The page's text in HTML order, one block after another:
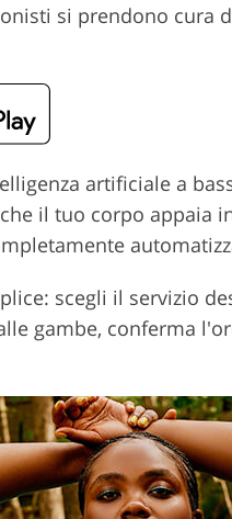
si prendono cura
artificiale a
il tuo corpo appaia
scegli il servizio
gambe, conferma